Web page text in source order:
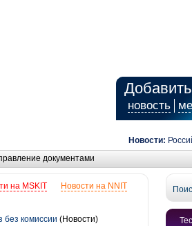
Добавить
новость
Новости:
документами
Новости на NNIT
на MSKIT
без комиссии (Новости)